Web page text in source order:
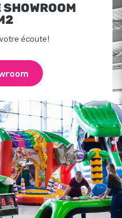
écoute!